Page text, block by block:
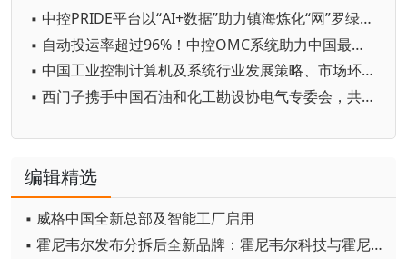
▪ 中控PRIDE平台以“AI+数据”助力镇海炼化“网”罗绿色石化新未来
▪ 自动投运率超过96%！中控OMC系统助力中国最大超深油气田打造智能油田新标杆
▪ 中国工业控制计算机及系统行业发展策略、市场环境及未来前景分析预测
▪ 西门子携手中国石油和化工勘设协电气专委会，共筑行业新赛道
编辑精选
▪ 威格中国全新总部及智能工厂启用
▪ 霍尼韦尔发布分拆后全新品牌：霍尼韦尔科技与霍尼韦尔航空航天